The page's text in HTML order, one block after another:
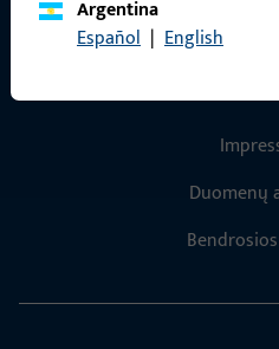
Argentina
Español | English
Duomenų